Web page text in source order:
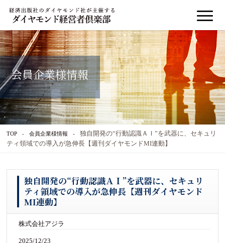
会員企業様情報
TOP 会員企業様情報
独自開発の“行動認識ＡＩ”を武器に、セキュリ
ティ領域での導入が急伸長【週刊ダイヤモンドMI連動】
独自開発の“行動認識ＡＩ”を武器に、セキュリ
ティ領域での導入が急伸長【週刊ダイヤモンド
MI連動】
株式会社アジラ
2025/12/23